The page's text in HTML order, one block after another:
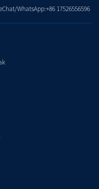
WhatsApp:+86 17526556596